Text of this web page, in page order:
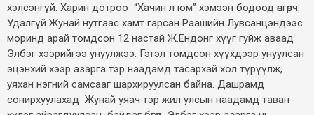
хэлсэнгүй. Харин дотроо “Хачин л юм” хэмээн бодоод өнгөрч.
Удалгүй Жунай нутгаас хамт гарсан Раашийн Лувсанцэндээс
моринд арай томдсон 12 настай Ж.Ёндонг хүүг гуйж аваад
Элбэг хээрийгээ унуулжээ. Гэтэл томдсон хүүхдээр унуулсан
эцэнхий хээр азарга тэр наадамд тасархай хол түрүүлж,
уяхан нэгний самсааг шархируулсан байна. Дашрамд
сонирхуулахад Жунай уяач тэр жил улсын наадамд таван